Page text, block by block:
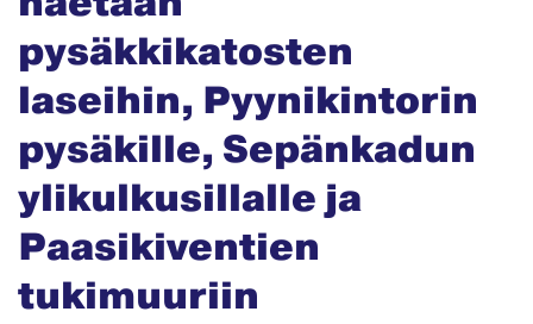
pysäkkikatosten
laseihin, Pyynikintorin
pysäkille, Sepänkadun
ylikulkusillalle ja
Paasikiventien
tukimuuriin